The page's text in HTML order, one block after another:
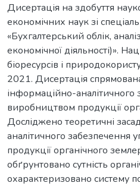
Дисертація на здобуття
економічних наук зі
«Бухгалтерський облік,
економічної діяльності)».
біоресурсів і
2021. Дисертація
інформаційно-аналітичного
виробництвом продукції
Досліджено теоретичні
аналітичного забезпечення
продукції органічного
обґрунтовано сутність
охарактеризовано систему